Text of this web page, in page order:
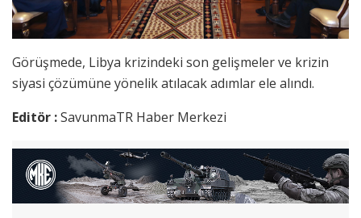
Görüşmede, Libya krizindeki son gelişmeler ve krizin
siyasi çözümüne yönelik atılacak adımlar ele alındı.
Editör :SavunmaTR Haber Merkezi